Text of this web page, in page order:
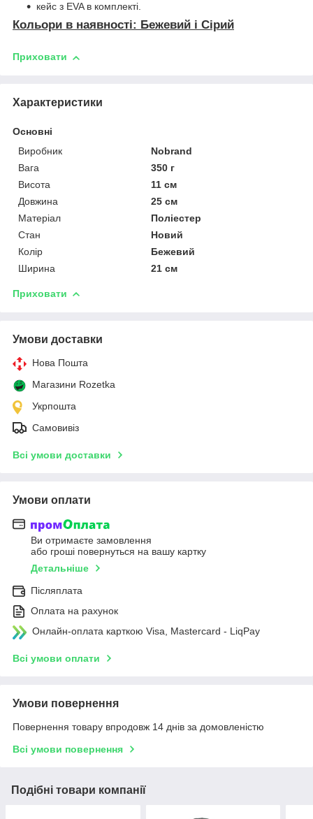
кейс з EVA в комплекті.
Кольори в наявності: Бежевий і Сірий
Приховати
Характеристики
Основні
Виробник
Nobrand
Вага
350 г
Висота
11 см
Довжина
25 см
Матеріал
Поліестер
Стан
Новий
Колір
Бежевий
Ширина
21 см
Приховати
Умови доставки
Нова Пошта
Магазини Rozetka
Укрпошта
Самовивіз
Всі умови доставки
Умови оплати
Ви отримаєте замовлення
або гроші повернуться на вашу картку
Детальніше
Післяплата
Оплата на рахунок
Онлайн-оплата карткою Visa, Mastercard - LiqPay
Всі умови оплати
Умови повернення
Повернення товару впродовж 14 днів за домовленістю
Всі умови повернення
Подібні товари компанії